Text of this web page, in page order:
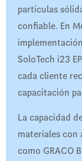
partículas
confiable. En
SoloTech i23
cada cliente
capacitación
La capacidad
materiales con
como GRACO